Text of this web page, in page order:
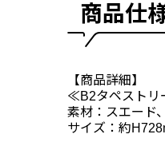
商品仕
【商品詳細】
≪B2タペスト
素材：スエード
サイズ：約